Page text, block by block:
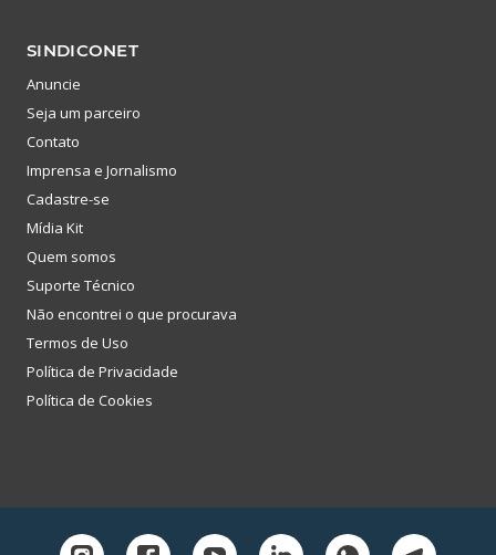
SINDICONET
Anuncie
Seja um parceiro
Contato
Imprensa e Jornalismo
Cadastre-se
Mídia Kit
Quem somos
Suporte Técnico
Não encontrei o que procurava
Termos de Uso
Política de Privacidade
Política de Cookies